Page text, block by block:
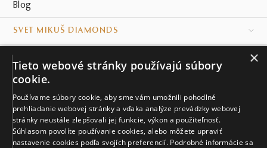
Blog
SVET MIKUŠ DIAMONDS
KONTAKT
Naše klenotníctva
Sídlo spoločnosti
×
Tieto webové stránky používajú súbory
cookie.
Používame súbory cookie, aby sme vám umožnili pohodlné
prehliadanie webovej stránky a vďaka analýze prevádzky webovej
stránky neustále zlepšovali jej funkcie, výkon a použiteľnosť.
Súhlasom povolíte používanie cookies, alebo môžete upraviť
nastavenie cookies podľa svojích preferencií. Podrobné informácie sa